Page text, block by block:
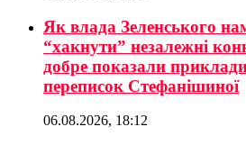
Як влада Зеленського
“хакнути” незалежні
добре показали
переписок Стефанішиної
06.08.2026, 18:12